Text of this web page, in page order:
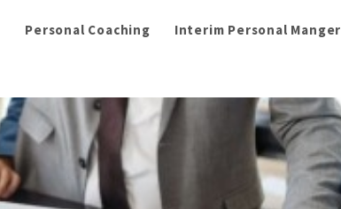
Personal Coaching Interim Personal Manger